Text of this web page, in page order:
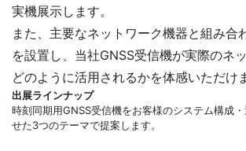
実機展示します。
また、主要なネットワーク機器と組み合
を設置し、当社GNSS受信機が実際のネ
どのように活用されるかを体感いただけ
出展ラインナップ
時刻同期用GNSS受信機をお客様のシステム構成
せた3つのテーマで提案します。